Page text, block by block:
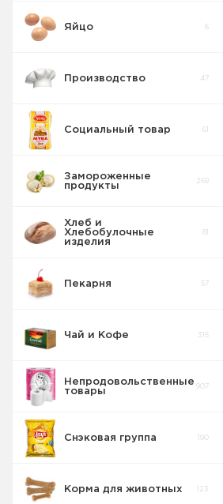
Яйцо 6
Производство 47
Социальный товар 61
Замороженные
продукты
269
Хлеб и
Хлебобулочные
изделия
81
Все филиалы
Симф/Севас
ПКФ Пионерское
Пекарня 57
Чай и Кофе 315
Непродовольственные
товары
907
Снэковая группа 190
Корма для животных 123